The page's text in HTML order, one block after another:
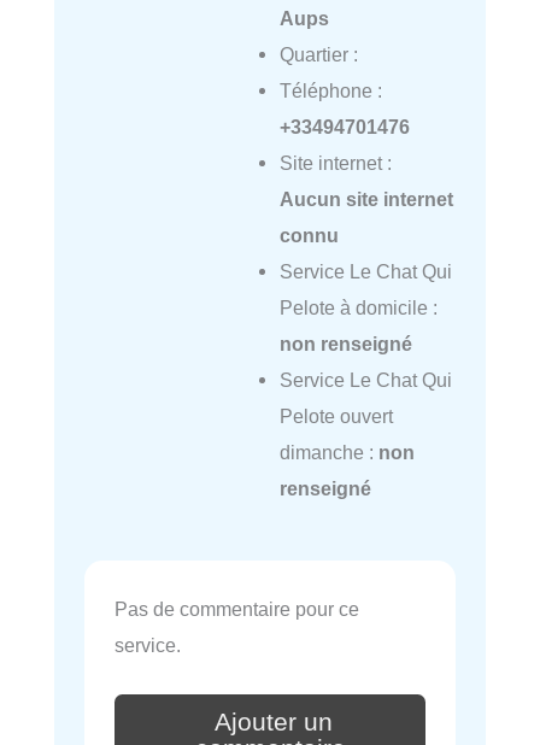
Aups
Quartier :
Téléphone :
+33494701476
Site internet :
Aucun site internet
connu
Service Le Chat Qui
Pelote à domicile :
non renseigné
Service Le Chat Qui
Pelote ouvert
dimanche : non
renseigné
Pas de commentaire pour ce
service.
Ajouter un